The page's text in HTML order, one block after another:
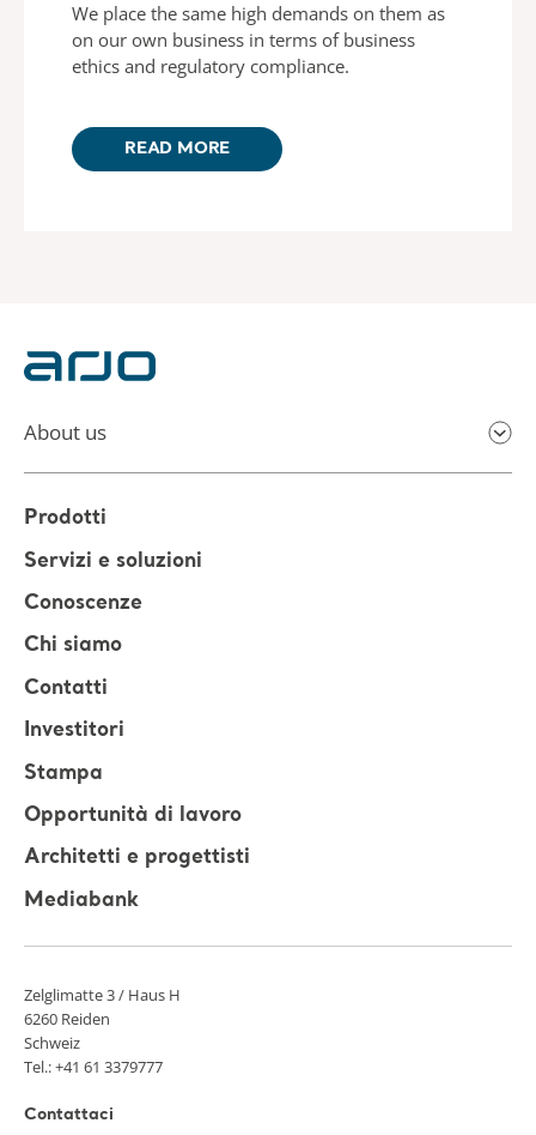
We place the same high demands on them as
on our own business in terms of business
ethics and regulatory compliance.
READ MORE
About us
Prodotti
Servizi e soluzioni
Conoscenze
Chi siamo
Contatti
Investitori
Stampa
Opportunità di lavoro
Architetti e progettisti
Mediabank
Zelglimatte 3 / Haus H
6260 Reiden
Schweiz
Tel.: +41 61 3379777
Contattaci